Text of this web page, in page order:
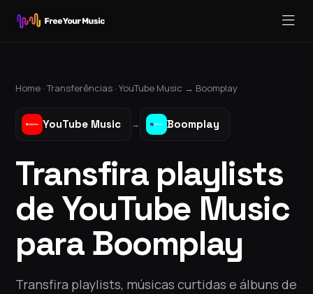
Home ·Transferências · YouTube Music → Boomplay
YouTube Music → Boomplay
Transfira playlists
de YouTube Music
para Boomplay
Transfira playlists, músicas curtidas e álbuns de